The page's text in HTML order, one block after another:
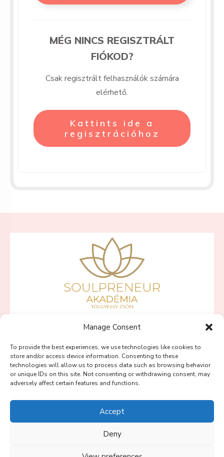
Manage Consent
To provide the best experiences, we use technologies like cookies to
store and/or access device information. Consenting to these
technologies will allow us to process data such as browsing behavior
or unique IDs on this site. Not consenting or withdrawing consent, may
adversely affect certain features and functions.
Accept
Deny
MÉG NINCS REGISZTRÁLT
FIÓKOD?
Csak regisztrált felhasználók számára
elérhető.
Kattints ide a
regisztrációhoz
PINK LOTUS PROGRAM
BLOG
RÓLAM
KAPCSOLAT